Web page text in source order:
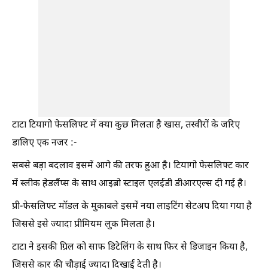
टाटा टियागो फेसलिफ्ट में क्या कुछ मिलता है खास, तस्वीरों के जरिए
डालिए एक नजर :-
सबसे बड़ा बदलाव इसमें आगे की तरफ हुआ है। टियागो फेसलिफ्ट कार
में स्लीक हेडलैंप्स के साथ आइब्रो स्टाइल एलईडी डीआरएल्स दी गई है।
प्री-फेसलिफ्ट मॉडल के मुकाबले इसमें नया लाइटिंग सेटअप दिया गया है
जिससे इसे ज्यादा प्रीमियम लुक मिलता है।
टाटा ने इसकी ग्रिल को साफ डिटेलिंग के साथ फिर से डिजाइन किया है,
जिससे कार की चौड़ाई ज्यादा दिखाई देती है।